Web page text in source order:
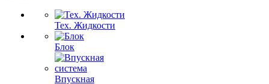
Тех. Жидкости
Блок
Впускная